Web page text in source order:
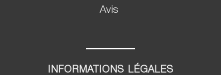
Avis
INFORMATIONS LÉGALES